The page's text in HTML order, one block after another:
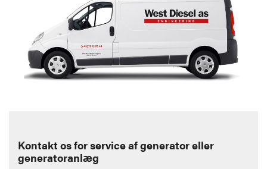
Kontakt os for service af generator eller
generatoranlæg